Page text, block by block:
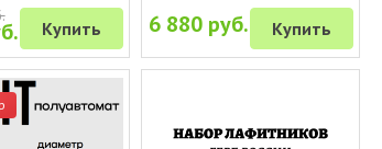
Купить 6 880 руб. Купить